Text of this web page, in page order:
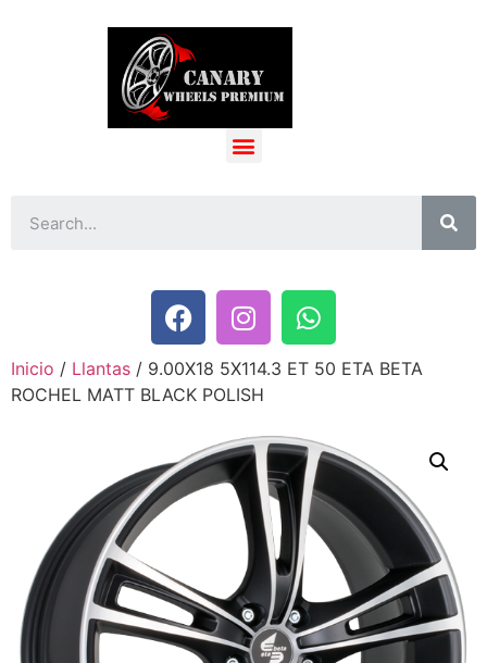
Inicio / Llantas / 9.00X18 5X114.3 ET 50 ETA BETA
ROCHEL MATT BLACK POLISH